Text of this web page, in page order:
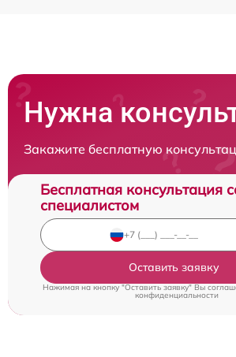
Нужна
Закажите бесплатную
Бесплатная консультация
специалистом
Оставить заявку
Нажимая на кнопку "Оставить заявку" Вы
конфиденциальности